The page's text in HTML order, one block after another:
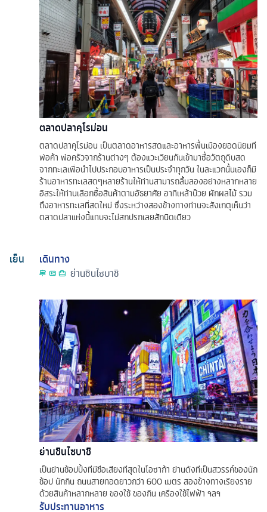
ตลาดปลาคุโรม่อน
ตลาดปลาคุโรม่อน เป็นตลาดอาหารสดและอาหารพื้นเมืองยอดนิยมที่
พ่อค้า พ่อครัวจากร้านต่างๆ ต้องแวะเวียนกันเข้ามาซื้อวัตถุดิบสด
จากทะเลเพื่อนำไปประกอบอาหารเป็นประจำทุกวัน ในละแวกนั้นเองก็มี
ร้านอาหารทะเลสดๆหลายร้านให้ท่านสามารถลิ้มลองอย่างหลากหลาย
อิสระให้ท่านเลือกซื้อสินค้าตามอัธยาศัย อาทิเหล้าบ๊วย ผักผลไม้ รวม
ถึงอาหารทะเลที่สดใหม่ ซึ่งระหว่างสองข้างทางท่านจะสังเกตุเห็นว่า
ตลาดปลาแห่งนี้แทบจะไม่สกปรกเลยสักนิดเดียว
เย็น
เดินทาง
ย่านชินไซบาชิ
ย่านชินไซบาชิ
เป็นย่านช้อปปิ้งที่มีชื่อเสียงที่สุดในโอซาก้า ย่านดังที่เป็นสวรรค์ของนัก
ช้อป นักกิน ถนนสายทอดยาวกว่า 600 เมตร สองข้างทางเรียงราย
ด้วยสินค้าหลากหลาย ของใช้ ของกิน เครื่องใช้ไฟฟ้า ฯลฯ
รับประทานอาหาร